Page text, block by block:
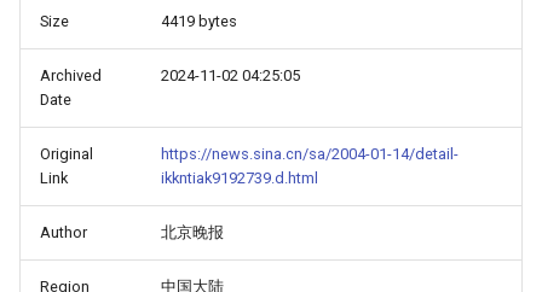
Size 4419 bytes
Archived
Date
2024-11-02 04:25:05
Original
Link
https://news.sina.cn/sa/2004-01-14/detail-
ikkntiak9192739.d.html
Author 北京晚报
Region 中国大陆